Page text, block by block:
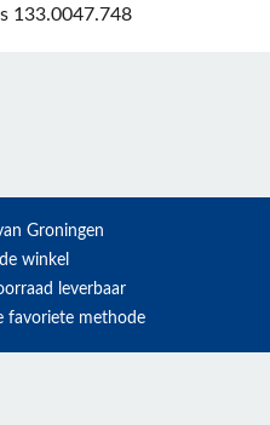
133.0047.748
Groningen
winkel
leverbaar
favoriete methode